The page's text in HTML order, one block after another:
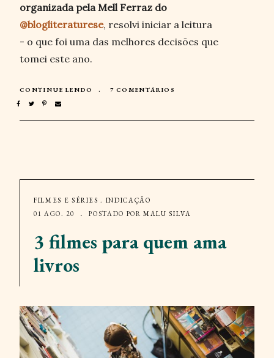
organizada pela Mell Ferraz do
@blogliteraturese, resolvi iniciar a leitura
- o que foi uma das melhores decisões que
tomei este ano.
CONTINUE LENDO 7 COMENTÁRIOS
FILMES E SÉRIES . INDICAÇÃO
01 AGO. 20
POSTADO PORMALU SILVA
3 filmes para quem ama
livros